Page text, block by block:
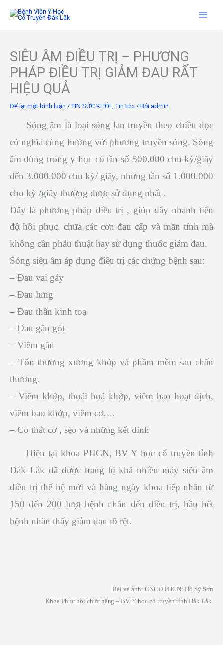
SIÊU ÂM ĐIỀU TRỊ – PHƯƠNG
PHÁP ĐIỀU TRỊ GIẢM ĐAU RẤT
HIỆU QUẢ
Để lại một bình luận / TIN SỨC KHỎE, Tin tức/ Bởi admin
Sóng âm là loại sóng lan truyền theo chiều dọc
có nghĩa cùng hướng với phương truyền sóng. Sóng
âm dùng trong y học có tần số 500.000 chu kỳ/giây
đến 3.000.000 chu kỳ/ giây, nhưng tần số 1.000.000
chu kỳ /giây thường được sử dụng nhất .
Đây là phương pháp điều trị , giúp đẩy nhanh tiến
độ hồi phục, chữa các cơn đau cấp và mãn tính mà
không cần phẫu thuật hay sử dụng thuốc giảm đau.
Sóng siêu âm áp dụng điều trị các chứng bệnh sau:
– Đau vai gáy
– Đau lưng
– Đau thần kinh toạ
– Đau gân gót
– Viêm gân
– Tổn thương xương khớp và phầm mềm sau chấn
thương.
– Viêm khớp, thoái hoá khớp, viêm bao hoạt dịch,
viêm bao khớp, viêm cơ….
– Co thắt cơ , sẹo và những kết dính
Hiện tại khoa PHCN, BV Y học cổ truyền tỉnh
Đắk Lắk đã được trang bị khá nhiều máy siêu âm
điều trị thế hệ mới và hàng ngày khoa tiếp nhân từ
150 đến 200 lượt bệnh nhân đến điều trị, hầu hết
bệnh nhân thấy giảm đau rõ rệt.
Bài và ảnh: CNCĐ PHCN: Hồ Sỹ Sơn
Khoa Phục hồi chức năng – BV. Y học cổ truyền tỉnh Đắk Lắk